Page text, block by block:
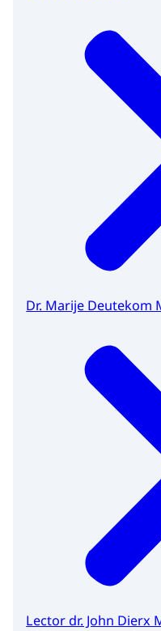
Dr. Marije Deutekom
Lector dr. John Dierx